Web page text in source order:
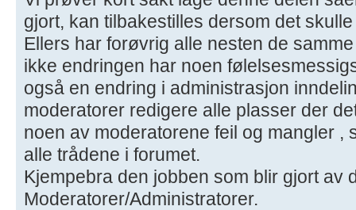
gjort, kan tilbakestilles dersom det
Ellers har forøvrig alle nesten de
ikke endringen har noen
også en endring i administrasjon
moderatorer redigere alle plasser der
noen av moderatorene feil og mangler ,
alle trådene i forumet.
Kjempebra den jobben som blir gjort av
Moderatorer/Administratorer.